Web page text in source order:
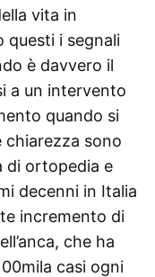
vita in
questi i segnali
è davvero il
a un intervento
quando si
chiarezza sono
di ortopedia e
decenni in Italia
incremento di
che ha
casi ogni